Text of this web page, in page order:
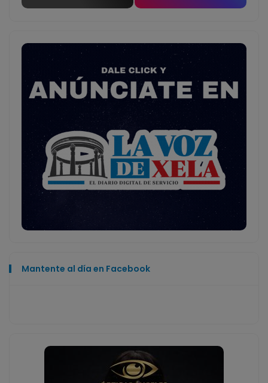
Mantente al día en Facebook